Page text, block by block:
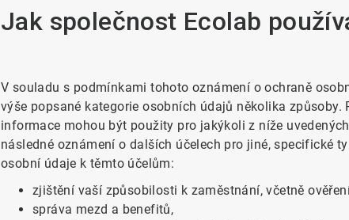
Jak společnost Ecolab
V souladu s podmínkami tohoto oznámení o ochraně
výše popsané kategorie osobních údajů několika způsoby.
informace mohou být použity pro jakýkoli z níže
následné oznámení o dalších účelech pro jiné, specifické
osobní údaje k těmto účelům:
zjištění vaší způsobilosti k zaměstnání, včetně
správa mezd a benefitů,